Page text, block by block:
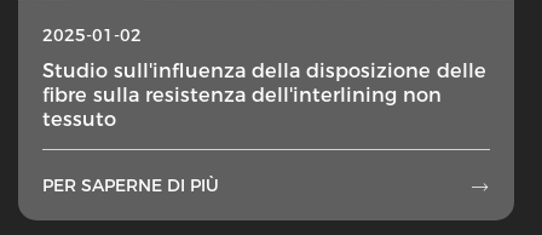
2025-01-02
Studio sull'influenza della disposizione delle
fibre sulla resistenza dell'interlining non
tessuto
PER SAPERNE DI PIÙ 